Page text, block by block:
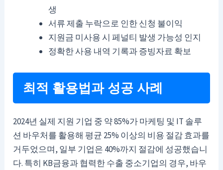
생
서류 제출 누락으로 인한 신청 불이익
지원금 미사용 시 페널티 발생 가능성 인지
정확한 사용 내역 기록과 증빙자료 확보
최적 활용법과 성공 사례
2024년 실제 지원 기업 중 약 85%가 마케팅 및 IT 솔루
션 바우처를 활용해 평균 25% 이상의 비용 절감 효과를
거두었으며, 일부 기업은 40%까지 절감에 성공했습니
다. 특히 KB금융과 협력한 수출 중소기업의 경우, 바우